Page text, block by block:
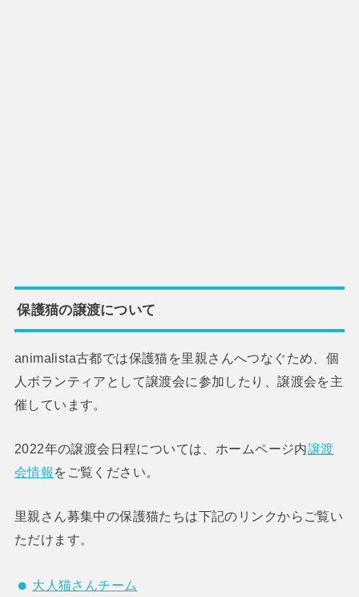
保護猫の譲渡について
animalista古都では保護猫を里親さんへつなぐため、個
人ボランティアとして譲渡会に参加したり、譲渡会を主
催しています。
2022年の譲渡会日程については、ホームページ内譲渡
会情報 をご覧ください。
里親さん募集中の保護猫たちは下記のリンクからご覧い
ただけます。
大人猫さんチーム